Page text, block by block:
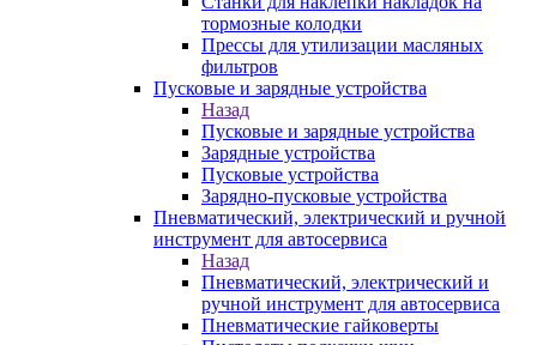
тормозные колодки
Прессы для утилизации масляных
фильтров
Пусковые и зарядные устройства
Назад
Пусковые и зарядные устройства
Зарядные устройства
Пусковые устройства
Зарядно-пусковые устройства
Пневматический, электрический и ручной
инструмент для автосервиса
Назад
Пневматический, электрический и
ручной инструмент для автосервиса
Пневматические гайковерты